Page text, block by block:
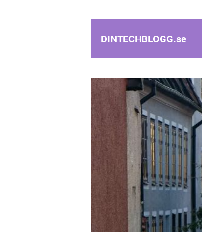
DINTECHBLOGG.se